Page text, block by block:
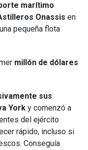
marítimo
Onassis en
pequeña flota
millón de dólares
sus
York y comenzó a
del ejército
rápido, incluso si
Conseguía